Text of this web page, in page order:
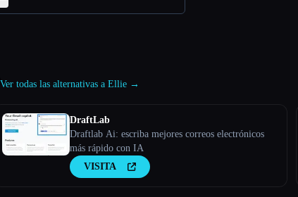
Ver todas las alternativas a Ellie →
DraftLab
Draftlab Ai: escriba mejores correos electrónicos
más rápido con IA
VISITA